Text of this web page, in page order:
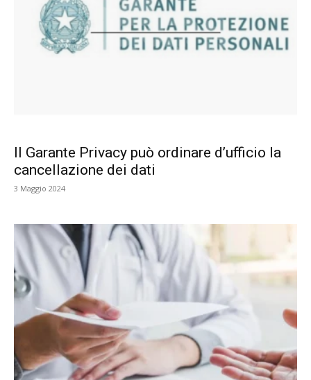
Il Garante Privacy può ordinare d’ufficio la
cancellazione dei dati
3 Maggio 2024